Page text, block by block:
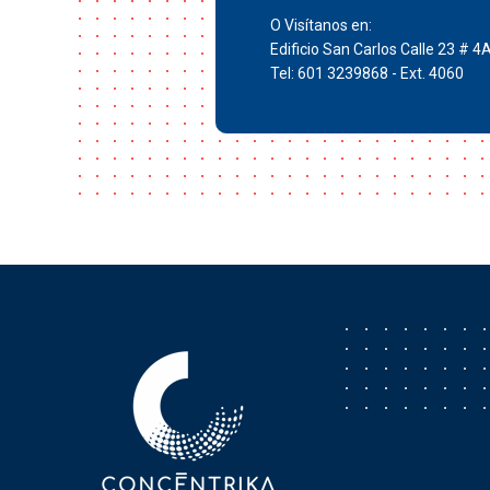
O Visítanos en:
Edificio San Carlos Calle 23 #
Tel: 601 3239868 - Ext. 4060